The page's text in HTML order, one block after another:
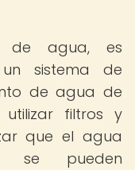
de agua, es
sistema de
de agua de
utilizar filtros y
que el agua
se pueden